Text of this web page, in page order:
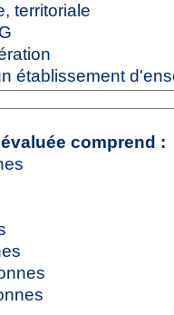
territoriale
établissement
comprend :